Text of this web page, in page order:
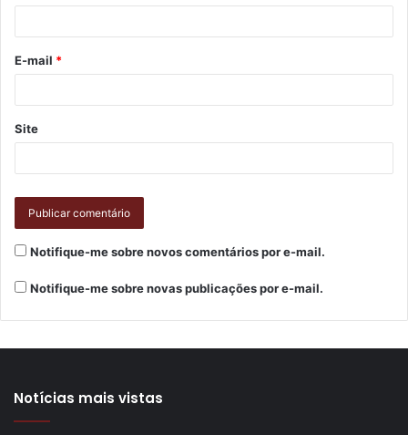
E-mail *
Site
Notifique-me sobre novos comentários por e-mail.
Notifique-me sobre novas publicações por e-mail.
Notícias mais vistas